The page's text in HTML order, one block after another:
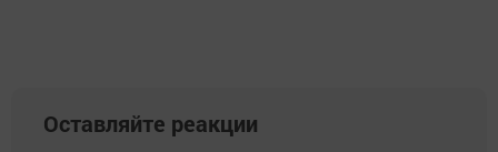
Оставляйте реакции